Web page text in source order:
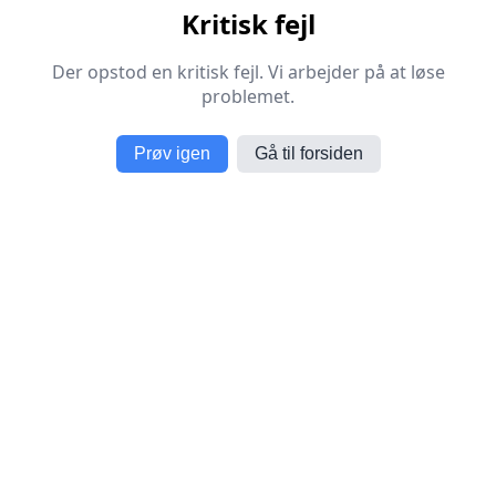
Kritisk fejl
Der opstod en kritisk fejl. Vi arbejder på at løse
problemet.
Prøv igen Gå til forsiden